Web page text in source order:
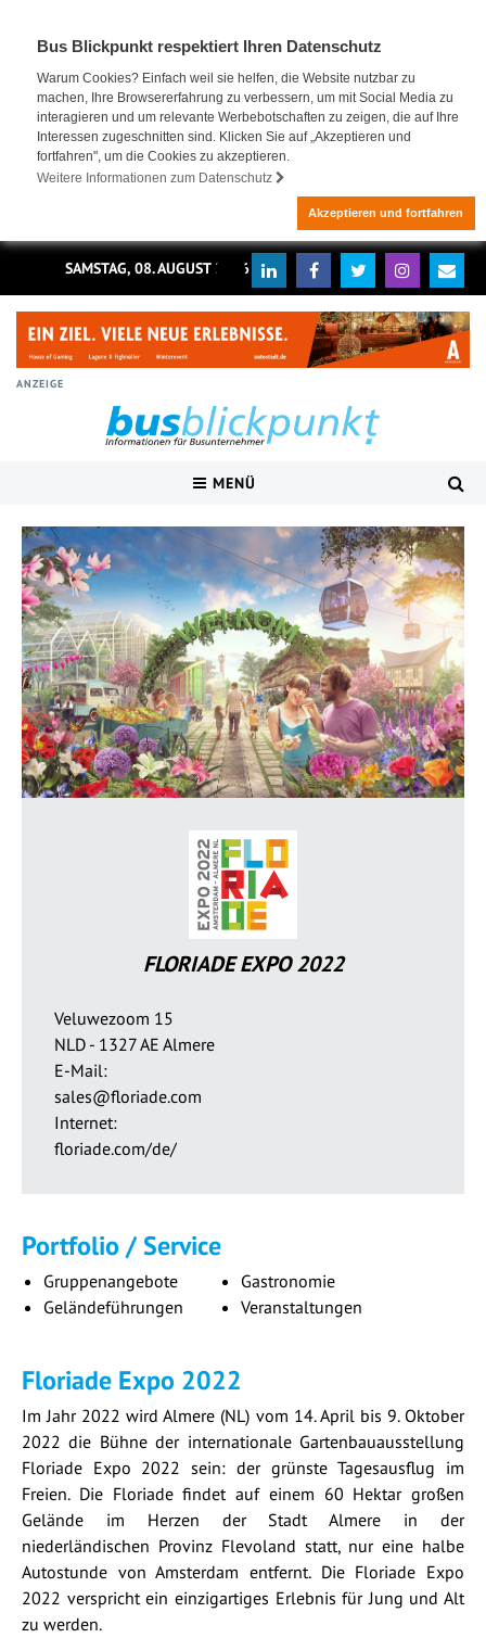
Bus Blickpunkt respektiert Ihren Datenschutz
Warum Cookies? Einfach weil sie helfen, die Website nutzbar zu
machen, Ihre Browsererfahrung zu verbessern, um mit Social Media zu
interagieren und um relevante Werbebotschaften zu zeigen, die auf Ihre
Interessen zugeschnitten sind. Klicken Sie auf „Akzeptieren und
fortfahren", um die Cookies zu akzeptieren.
Weitere Informationen zum Datenschutz
Akzeptieren und fortfahren
SAMSTAG, 08. AUGUST 2026
ANZEIGE
MENÜ
FLORIADE EXPO 2022
Veluwezoom 15
NLD - 1327 AE Almere
E-Mail:
sales@floriade.com
Internet:
floriade.com/de/
Portfolio / Service
Gruppenangebote
Geländeführungen
Gastronomie
Veranstaltungen
Floriade Expo 2022
Im Jahr 2022 wird Almere (NL) vom 14. April bis 9. Oktober
2022 die Bühne der internationale Gartenbauausstellung
Floriade Expo 2022 sein: der grünste Tagesausflug im
Freien. Die Floriade findet auf einem 60 Hektar großen
Gelände im Herzen der Stadt Almere in der
niederländischen Provinz Flevoland statt, nur eine halbe
Autostunde von Amsterdam entfernt. Die Floriade Expo
2022 verspricht ein einzigartiges Erlebnis für Jung und Alt
zu werden.